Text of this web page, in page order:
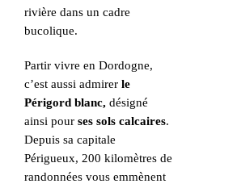
rivière dans un cadre
bucolique.
Partir vivre en Dordogne,
c’est aussi admirer le
Périgord blanc, désigné
ainsi pour ses sols calcaires.
Depuis sa capitale
Périgueux, 200 kilomètres de
randonnées vous emmènent